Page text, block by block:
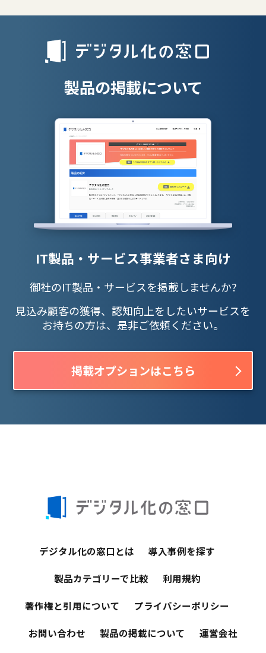
授業支援シス
製品の掲載について
IT製品・サービス事業者さま向け
御社のIT製品・サービスを掲載しませんか?
見込み顧客の獲得、認知向上をしたいサービスを
お持ちの方は、是非ご依頼ください。
掲載オプションはこちら
デジタル化の窓口とは 導入事例を探す
製品カテゴリーで比較 利用規約
著作権と引用について プライバシーポリシー
お問い合わせ 製品の掲載について 運営会社